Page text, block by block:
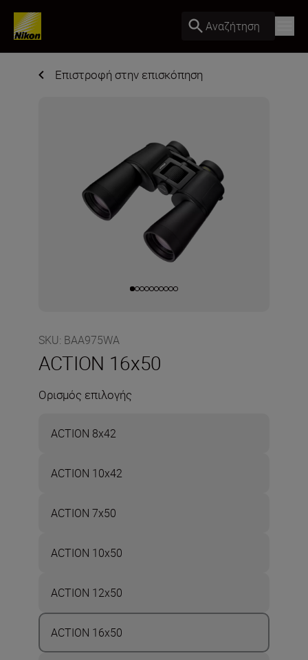
Αναζήτηση
Επιστροφή στην επισκόπηση
SKU: BAA975WA
ACTION 16x50
Ορισμός επιλογής
ACTION 8x42
ACTION 10x42
ACTION 7x50
ACTION 10x50
ACTION 12x50
ACTION 16x50